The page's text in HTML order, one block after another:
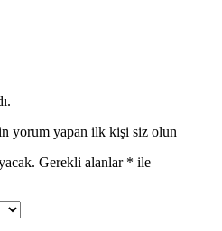
yorum yapan ilk kişi siz olun
Gerekli alanlar * ile